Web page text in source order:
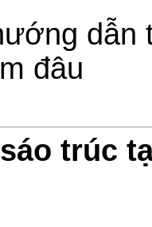
dẫn
đâu
trúc